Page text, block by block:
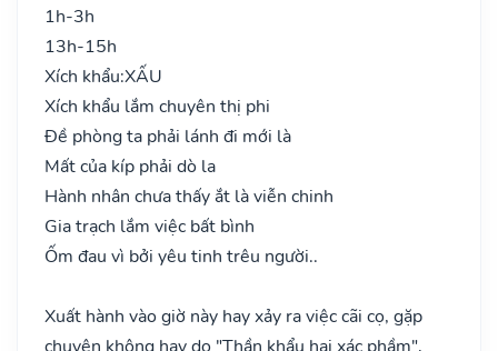
1h-3h
13h-15h
Xích khẩu:XẤU
Xích khẩu lắm chuyên thị phi
Đề phòng ta phải lánh đi mới là
Mất của kíp phải dò la
Hành nhân chưa thấy ắt là viễn chinh
Gia trạch lắm việc bất bình
Ốm đau vì bởi yêu tinh trêu người..
Xuất hành vào giờ này hay xảy ra việc cãi cọ, gặp